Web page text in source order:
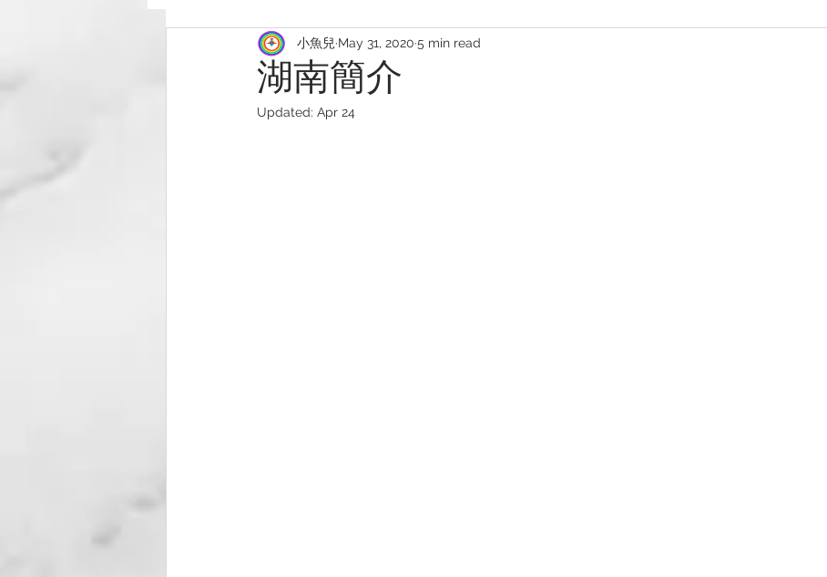
浙江省 安徽省 江西省
雲南省
湖南簡介
小魚兒 May 31, 2020 5 min read
Updated: Apr 24